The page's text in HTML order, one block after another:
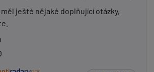
ještě nějaké doplňující otázky,